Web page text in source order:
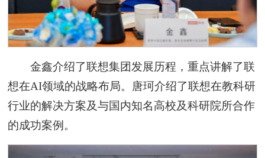
金鑫介绍了联想集团发展历程，重点讲解了联
想在AI领域的战略布局。唐珂介绍了联想在教科研
行业的解决方案及与国内知名高校及科研院所合作
的成功案例。